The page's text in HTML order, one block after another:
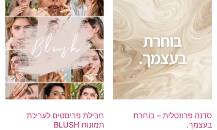
סדנה פרונטלית – בוחרת
בעצמך.
חבילת פריסטים לעריכת
תמונות BLUSH